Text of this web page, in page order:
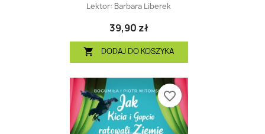
Lektor: Barbara Liberek
39,90 zł
 DODAJ DO KOSZYKA
favorite_border